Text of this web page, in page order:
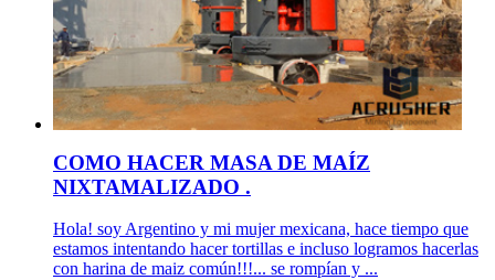
COMO HACER MASA DE MAÍZ
NIXTAMALIZADO .
Hola! soy Argentino y mi mujer mexicana, hace tiempo que
estamos intentando hacer tortillas e incluso logramos hacerlas
con harina de maiz común!!!... se rompían y ...